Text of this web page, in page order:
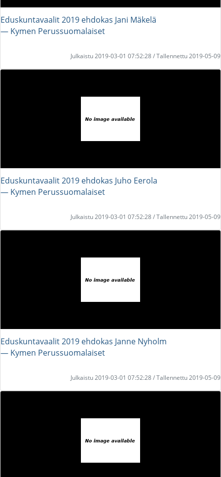
Eduskuntavaalit 2019 ehdokas Jani Mäkelä
― Kymen Perussuomalaiset
Julkaistu 2019-03-01 07:52:28 / Tallennettu 2019-05-09
Eduskuntavaalit 2019 ehdokas Juho Eerola
― Kymen Perussuomalaiset
Julkaistu 2019-03-01 07:52:28 / Tallennettu 2019-05-09
Eduskuntavaalit 2019 ehdokas Janne Nyholm
― Kymen Perussuomalaiset
Julkaistu 2019-03-01 07:52:28 / Tallennettu 2019-05-09